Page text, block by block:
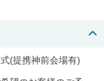
(提携神前会場有)